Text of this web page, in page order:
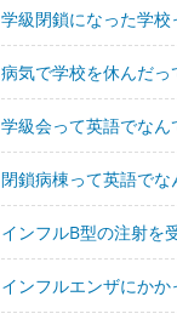
学級閉鎖になった学校
病気で学校を休んだっ
学級会って英語でなん
閉鎖病棟って英語でな
インフルB型の注射を
インフルエンザにか